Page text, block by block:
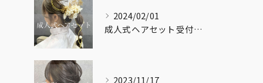
2024/02/01
成人式ヘアセット受付してます！【福岡市南区大橋の美容室LICOL】
2023/11/17